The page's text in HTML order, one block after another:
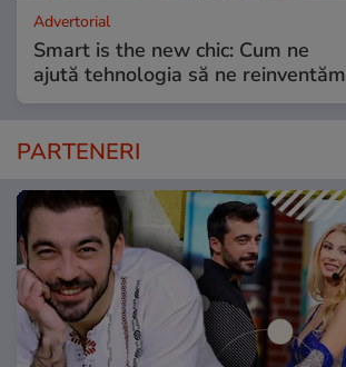
Advertorial
Smart is the new chic: Cum ne
ajută tehnologia să ne reinventăm
PARTENERI